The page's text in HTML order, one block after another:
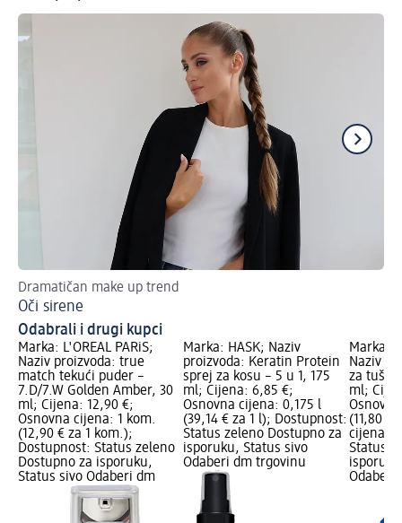
Dramatičan make up trend
Oči sirene
Odabrali i drugi kupci
Marka: L'ORÉAL PARiS;
Naziv proizvoda: true
match tekući puder –
7.D/7.W Golden Amber, 30
ml; Cijena: 12,90 €;
Osnovna cijena: 1 kom.
(12,90 € za 1 kom.);
Dostupnost: Status zeleno
Dostupno za isporuku,
Status sivo Odaberi dm
Marka: HASK; Naziv
proizvoda: Keratin Protein
sprej za kosu – 5 u 1, 175
ml; Cijena: 6,85 €;
Osnovna cijena: 0,175 l
(39,14 € za 1 l); Dostupnost:
Status zeleno Dostupno za
isporuku, Status sivo
Odaberi dm trgovinu
Marka:
Naziv
za
ml;
(11,80 €
cijena
Status
Odaberi